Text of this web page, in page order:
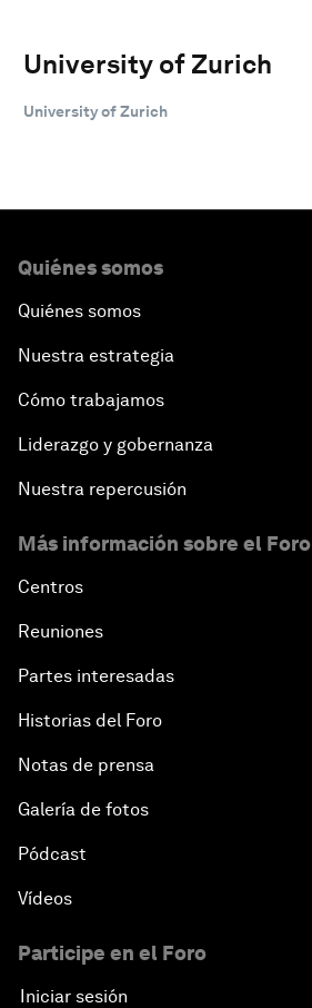
University of Zurich
University of Zurich
Quiénes somos
Quiénes somos
Nuestra estrategia
Cómo trabajamos
Liderazgo y gobernanza
Nuestra repercusión
Más información sobre el Foro
Centros
Reuniones
Partes interesadas
Historias del Foro
Notas de prensa
Galería de fotos
Pódcast
Vídeos
Participe en el Foro
Iniciar sesión